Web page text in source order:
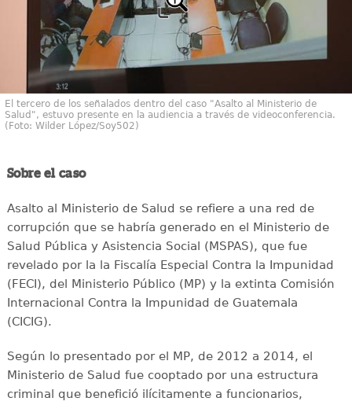
El tercero de los señalados dentro del caso "Asalto al Ministerio de
Salud", estuvo presente en la audiencia a través de videoconferencia.
(Foto: Wilder López/Soy502)
Sobre el caso
Asalto al Ministerio de Salud se refiere a una red de
corrupción que se habría generado en el Ministerio de
Salud Pública y Asistencia Social (MSPAS), que fue
revelado por la la Fiscalía Especial Contra la Impunidad
(FECI), del Ministerio Público (MP) y la extinta Comisión
Internacional Contra la Impunidad de Guatemala
(CICIG).
Según lo presentado por el MP, de 2012 a 2014, el
Ministerio de Salud fue cooptado por una estructura
criminal que benefició ilícitamente a funcionarios,